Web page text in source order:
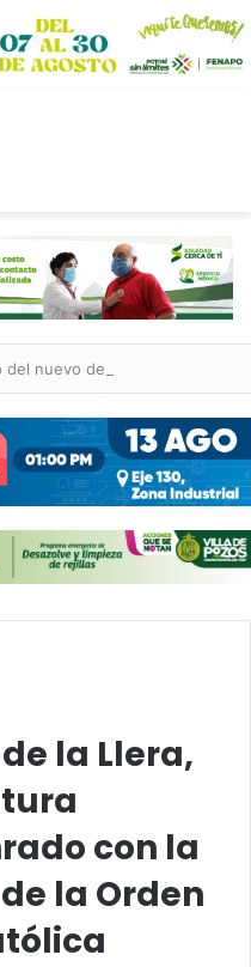
la Llera,
con la
la Orden